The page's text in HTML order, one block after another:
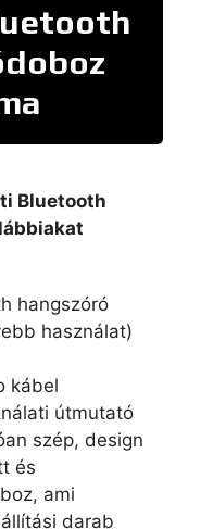
Bluetooth
hangszóró
használat)
kábel
útmutató
szép, design
és
ami
darab